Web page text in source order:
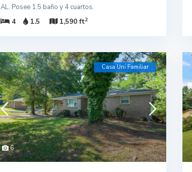
AL. Posee 1.5 baño y 4 cuartos.
4
1.5 1,590 ft2
6
Casa Uni Familiar